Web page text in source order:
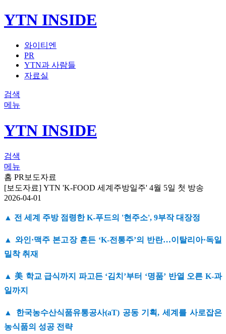
YTN INSIDE
와이티엔
PR
YTN과 사람들
자료실
검색
메뉴
YTN INSIDE
검색
메뉴
홈 PR 보도자료
[보도자료] YTN 'K-FOOD 세계주방일주' 4월 5일 첫 방송
2026-04-01
▲ 전 세계 주방 점령한 K-푸드의 '현주소', 9부작 대장정
▲ 와인·맥주 본고장 흔든 ‘K-전통주’의 반란…이탈리아·독일
밀착 취재
▲ 美 학교 급식까지 파고든 ‘김치’부터 ‘명품’ 반열 오른 K-과
일까지
▲ 한국농수산식품유통공사(aT) 공동 기획, 세계를 사로잡은
농식품의 성공 전략